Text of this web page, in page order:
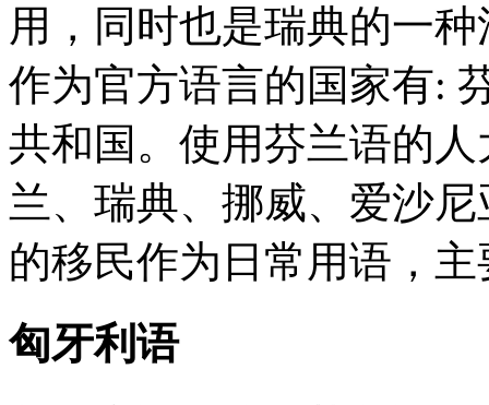
用，同时也是瑞典的一
作为官方语言的国家有:
共和国。使用芬兰语的
兰、瑞典、挪威、爱沙
的移民作为日常用语，
匈牙利语